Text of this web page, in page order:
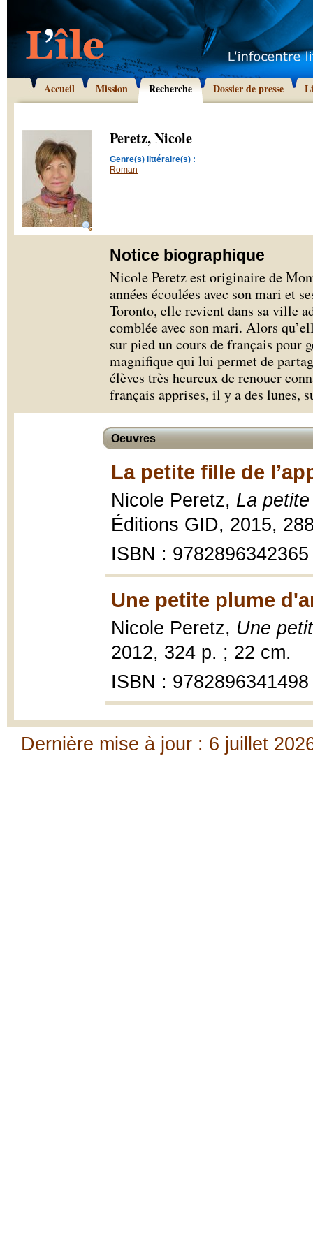
Accueil Mission Recherche Dossier de presse
Peretz, Nicole
Genre(s) littéraire(s) :
Roman
Notice biographique
Nicole Peretz est originaire de
années écoulées avec son mari et
Toronto, elle revient dans sa ville
comblée avec son mari. Alors
sur pied un cours de français pour
magnifique qui lui permet de
élèves très heureux de renouer
français apprises, il y a des lunes,
Oeuvres
La petite fille de
Nicole Peretz, La
Éditions GID, 2015,
ISBN : 9782896342365
Une petite plume
Nicole Peretz, Une
2012, 324 p. ; 22 cm.
ISBN : 9782896341498
Dernière mise à jour : 6 juillet